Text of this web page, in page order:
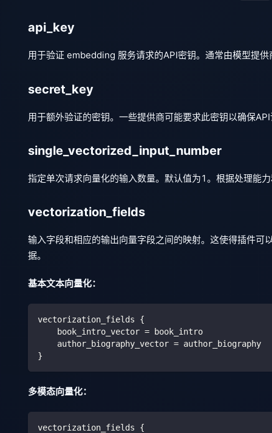
api_key
用于验证 embedding 服务请求的API密钥。通常由模型提
secret_key
用于额外验证的密钥。一些提供商可能要求此密钥以确保
single_vectorized_input_number
指定单次请求向量化的输入数量。默认值为1。根据处理能
vectorization_fields
输入字段和相应的输出向量字段之间的映射。这使得插件
据。
基本文本向量化：
vectorization_fields {
    book_intro_vector = book_intro
    author_biography_vector = author_biography
}
多模态向量化：
vectorization_fields {